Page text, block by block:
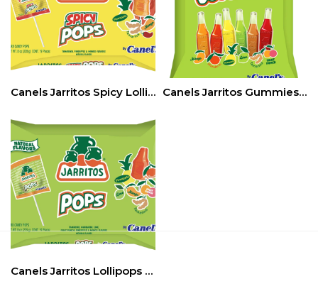
Canels Jarritos Spicy Lollipops 12Bags/8 oz Canels Jarritos Gummies Original 12Bags/8 oz
Canels Jarritos Lollipops Original 12Bags/8 oz